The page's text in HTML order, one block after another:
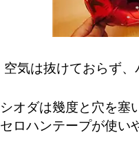
空気は抜けておらず、
シオダは幾度と穴を塞
セロハンテープが使い